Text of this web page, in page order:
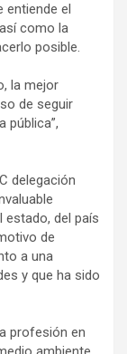
entiende el
como la
posible.
la mejor
de seguir
pública”,
delegación
estado, del país
de
a una
y que ha sido
profesión en